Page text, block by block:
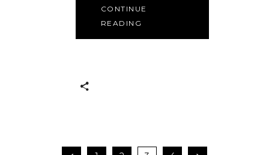
CONTINUE
READING